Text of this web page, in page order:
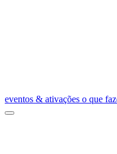
eventos & ativações o que